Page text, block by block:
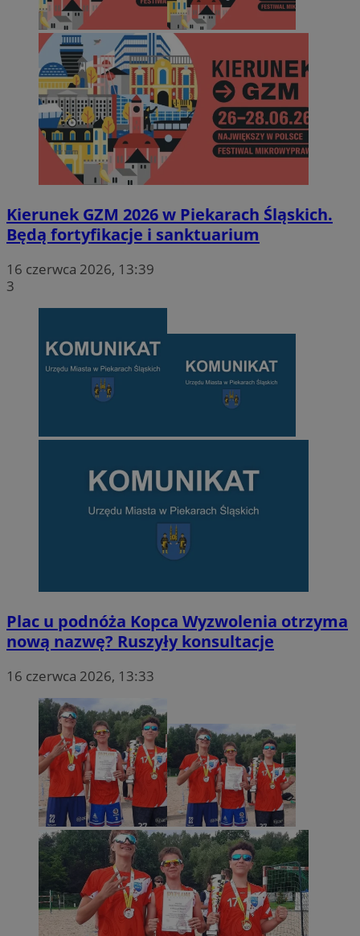
Kierunek GZM 2026 w Piekarach Śląskich.
Będą fortyfikacje i sanktuarium
16 czerwca 2026, 13:39
3
Plac u podnóża Kopca Wyzwolenia otrzyma
nową nazwę? Ruszyły konsultacje
16 czerwca 2026, 13:33